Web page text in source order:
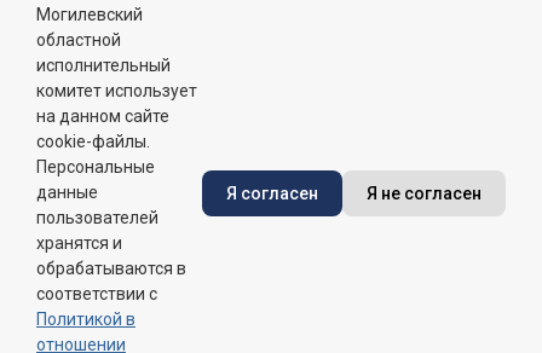
Телефон горячей
линии:
8 (0222) 71-32-55
График работы:
пн-пт: 8.00 - 17.00, сб-вс: выходной,
обеденный перерыв: 13:00 - 14:00
Сайт зарегистрирован в Государственном регистре
информационных ресурсов Республики Беларусь. №
Могилевский
областной
исполнительный
комитет использует
на данном сайте
cookie-файлы.
Персональные
данные
пользователей
хранятся и
обрабатываются в
соответствии с
Политикой в
отношении
Я согласен Я не согласен